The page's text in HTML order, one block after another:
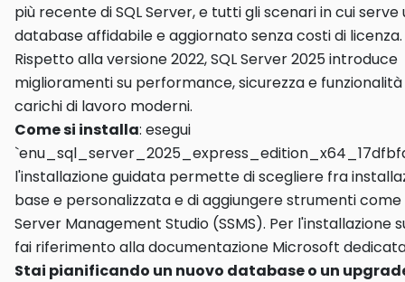
più recente di SQL Server, e tutti gli scenari in cui serve
database affidabile e aggiornato senza costi di licenza.
Rispetto alla versione 2022, SQL Server 2025 introduce
miglioramenti su performance, sicurezza e
carichi di lavoro moderni.
Come si installa: esegui
l'installazione guidata permette di scegliere fra
base e personalizzata e di aggiungere strumenti come
Server Management Studio (SSMS). Per l'installazione
fai riferimento alla documentazione Microsoft
Stai pianificando un nuovo database o un